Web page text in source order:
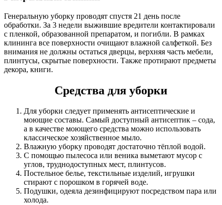
Генеральную уборку проводят спустя 21 день после
обработки. За 3 недели выжившие вредители контактировали
с пленкой, образованной препаратом, и погибли. В рамках
клининга все поверхности очищают влажной салфеткой. Без
внимания не должны остаться дверцы, верхняя часть мебели,
плинтусы, скрытые поверхности. Также протирают предметы
декора, книги.
Средства для уборки
Для уборки следует применять антисептические и
моющие составы. Самый доступный антисептик – сода,
а в качестве моющего средства можно использовать
классическое хозяйственное мыло.
Влажную уборку проводят достаточно тёплой водой.
С помощью пылесоса или веника выметают мусор с
углов, труднодоступных мест, плинтусов.
Постельное белье, текстильные изделий, игрушки
стирают с порошком в горячей воде.
Подушки, одеяла дезинфицируют посредством пара или
холода.